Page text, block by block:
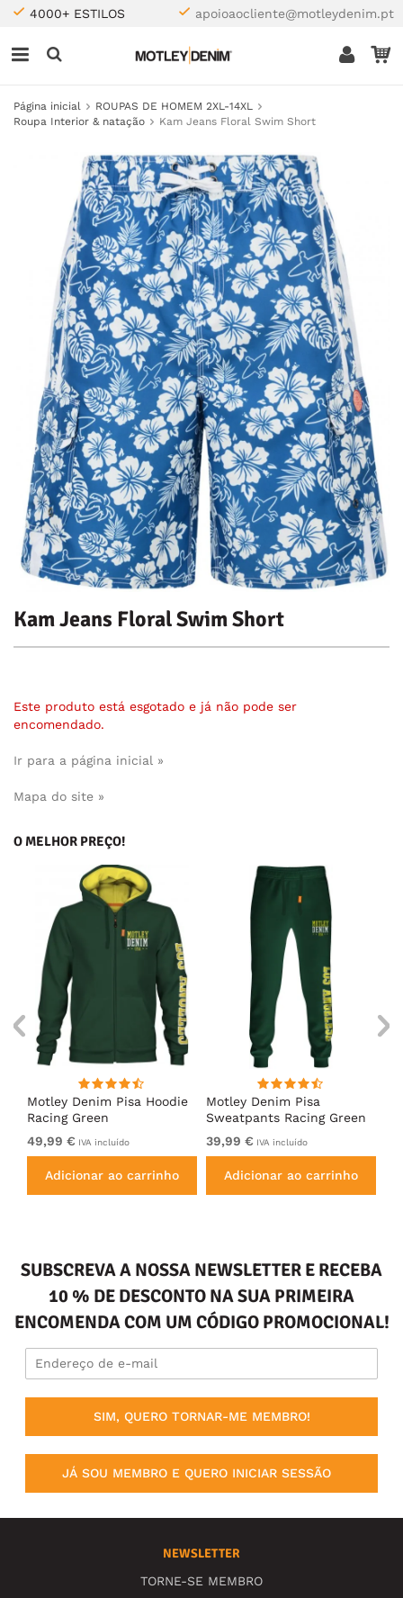
4000+ ESTILOS apoioaocliente@motleydenim.pt
Página inicial
ROUPAS DE HOMEM 2XL-14XL
Roupa Interior & natação
Kam Jeans Floral Swim Short
Kam Jeans Floral Swim Short
Este produto está esgotado e já não pode ser
encomendado.
Ir para a página inicial »
Mapa do site »
O MELHOR PREÇO!
Motley Denim Pisa Hoodie
Racing Green
49,99 € IVA incluído
Adicionar ao carrinho
Motley Denim Pisa
Sweatpants Racing Green
39,99 € IVA incluído
Adicionar ao carrinho
SUBSCREVA A NOSSA NEWSLETTER E RECEBA
10 % DE DESCONTO NA SUA PRIMEIRA
ENCOMENDA COM UM CÓDIGO PROMOCIONAL!
SIM, QUERO TORNAR-ME MEMBRO!
JÁ SOU MEMBRO E QUERO INICIAR SESSÃO
NEWSLETTER
TORNE-SE MEMBRO